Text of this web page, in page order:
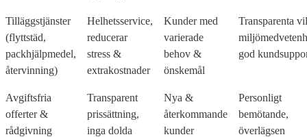
Tilläggstjänster
(flyttstäd,
packhjälpmedel,
återvinning)
Helhetsservice,
reducerar
stress &
extrakostnader
Kunder med
varierade
behov &
önskemål
Transparenta
god
Avgiftsfria
offerter &
rådgivning
Transparent
prissättning,
inga dolda
Nya &
återkommande
kunder
Personligt
bemötande,
överlägsen